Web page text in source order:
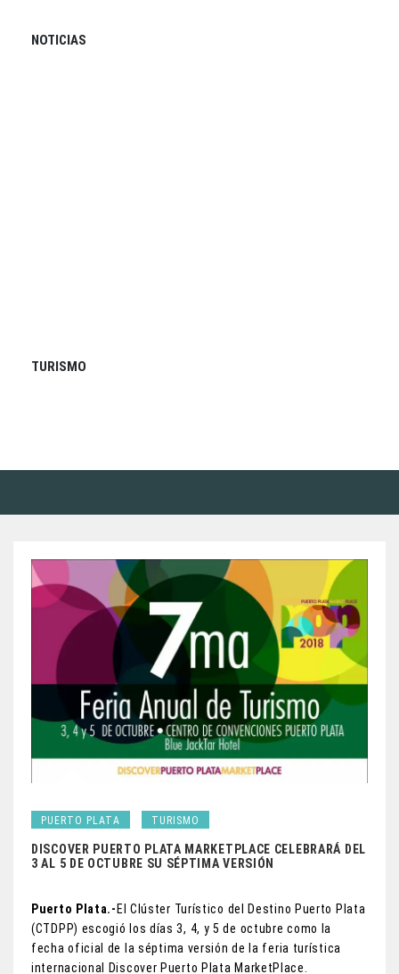
NOTICIAS
TURISMO
PUERTO PLATA TURISMO
DISCOVER PUERTO PLATA MARKETPLACE CELEBRARÁ DEL
3 AL 5 DE OCTUBRE SU SÉPTIMA VERSIÓN
Puerto Plata.- El Clúster Turístico del Destino Puerto Plata
(CTDPP) escogió los días 3, 4, y 5 de octubre como la
fecha oficial de la séptima versión de la feria turística
internacional Discover Puerto Plata MarketPlace.